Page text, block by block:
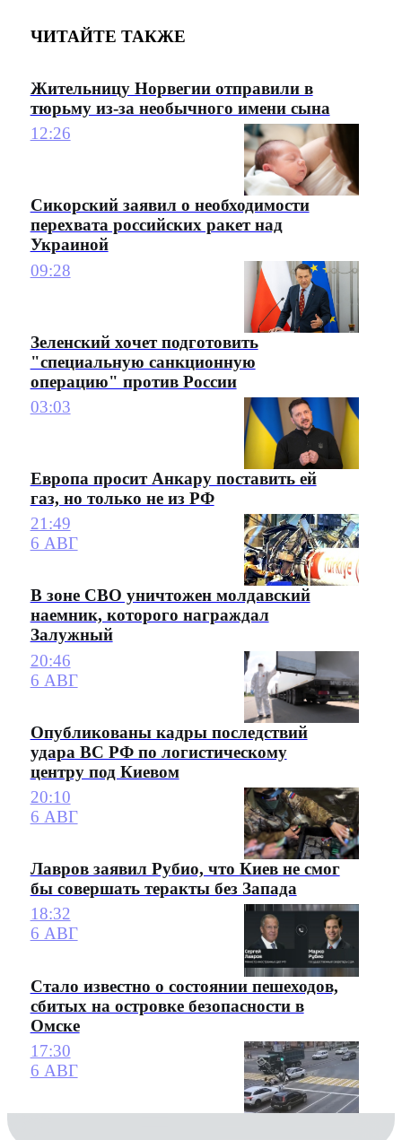
ЧИТАЙТЕ ТАКЖЕ
Жительницу Норвегии отправили в
тюрьму из-за необычного имени сына
12:26
Сикорский заявил о необходимости
перехвата российских ракет над
Украиной
09:28
Зеленский хочет подготовить
"специальную санкционную
операцию" против России
03:03
Европа просит Анкару поставить ей
газ, но только не из РФ
21:49
6 АВГ
В зоне СВО уничтожен молдавский
наемник, которого награждал
Залужный
20:46
6 АВГ
Опубликованы кадры последствий
удара ВС РФ по логистическому
центру под Киевом
20:10
6 АВГ
Лавров заявил Рубио, что Киев не смог
бы совершать теракты без Запада
18:32
6 АВГ
Стало известно о состоянии пешеходов,
сбитых на островке безопасности в
Омске
17:30
6 АВГ